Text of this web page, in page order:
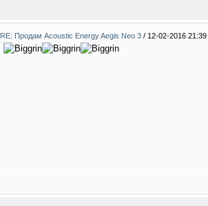
RE: Продам Acoustic Energy Aegis Neo 3 / 12-02-2016 21:39